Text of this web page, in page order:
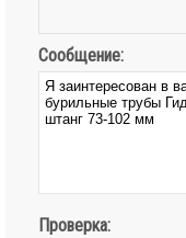
Сообщение:
Проверка: